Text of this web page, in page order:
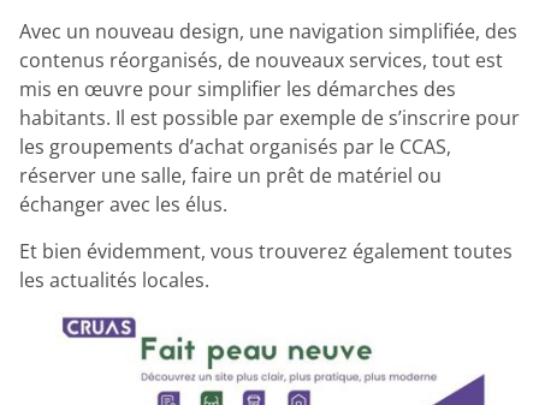
Avec un nouveau design, une navigation simplifiée, des
contenus réorganisés, de nouveaux services, tout est
mis en œuvre pour simplifier les démarches des
habitants. Il est possible par exemple de s’inscrire pour
les groupements d’achat organisés par le CCAS,
réserver une salle, faire un prêt de matériel ou
échanger avec les élus.
Et bien évidemment, vous trouverez également toutes
les actualités locales.